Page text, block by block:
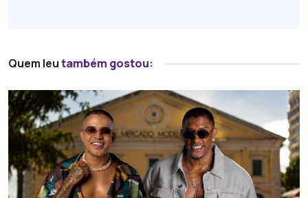
Quem leutambém gostou: